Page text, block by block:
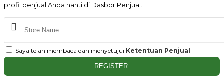
profil penjual Anda nanti di Dasbor Penjual.
Saya telah membaca dan menyetujui Ketentuan Penjual
REGISTER